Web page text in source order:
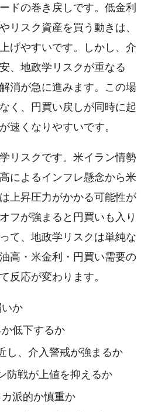
ドの巻き戻しです。低金利
リスク資産を買う動きは、
げやすいです。しかし、介
、地政学リスクが重なる
消が急に進みます。この場
く、円買い戻しが同時に起
速くなりやすいです。
リスクです。米イラン情勢
によるインフレ懸念から米
上昇圧力がかかる可能性が
フが強まると円買いも入り
て、地政学リスクは単純な
高・米金利・円買い需要の
反応が変わります。
か
低下するか
し、介入警戒が強まるか
防戦が上値を抑えるか
派的か慎重か